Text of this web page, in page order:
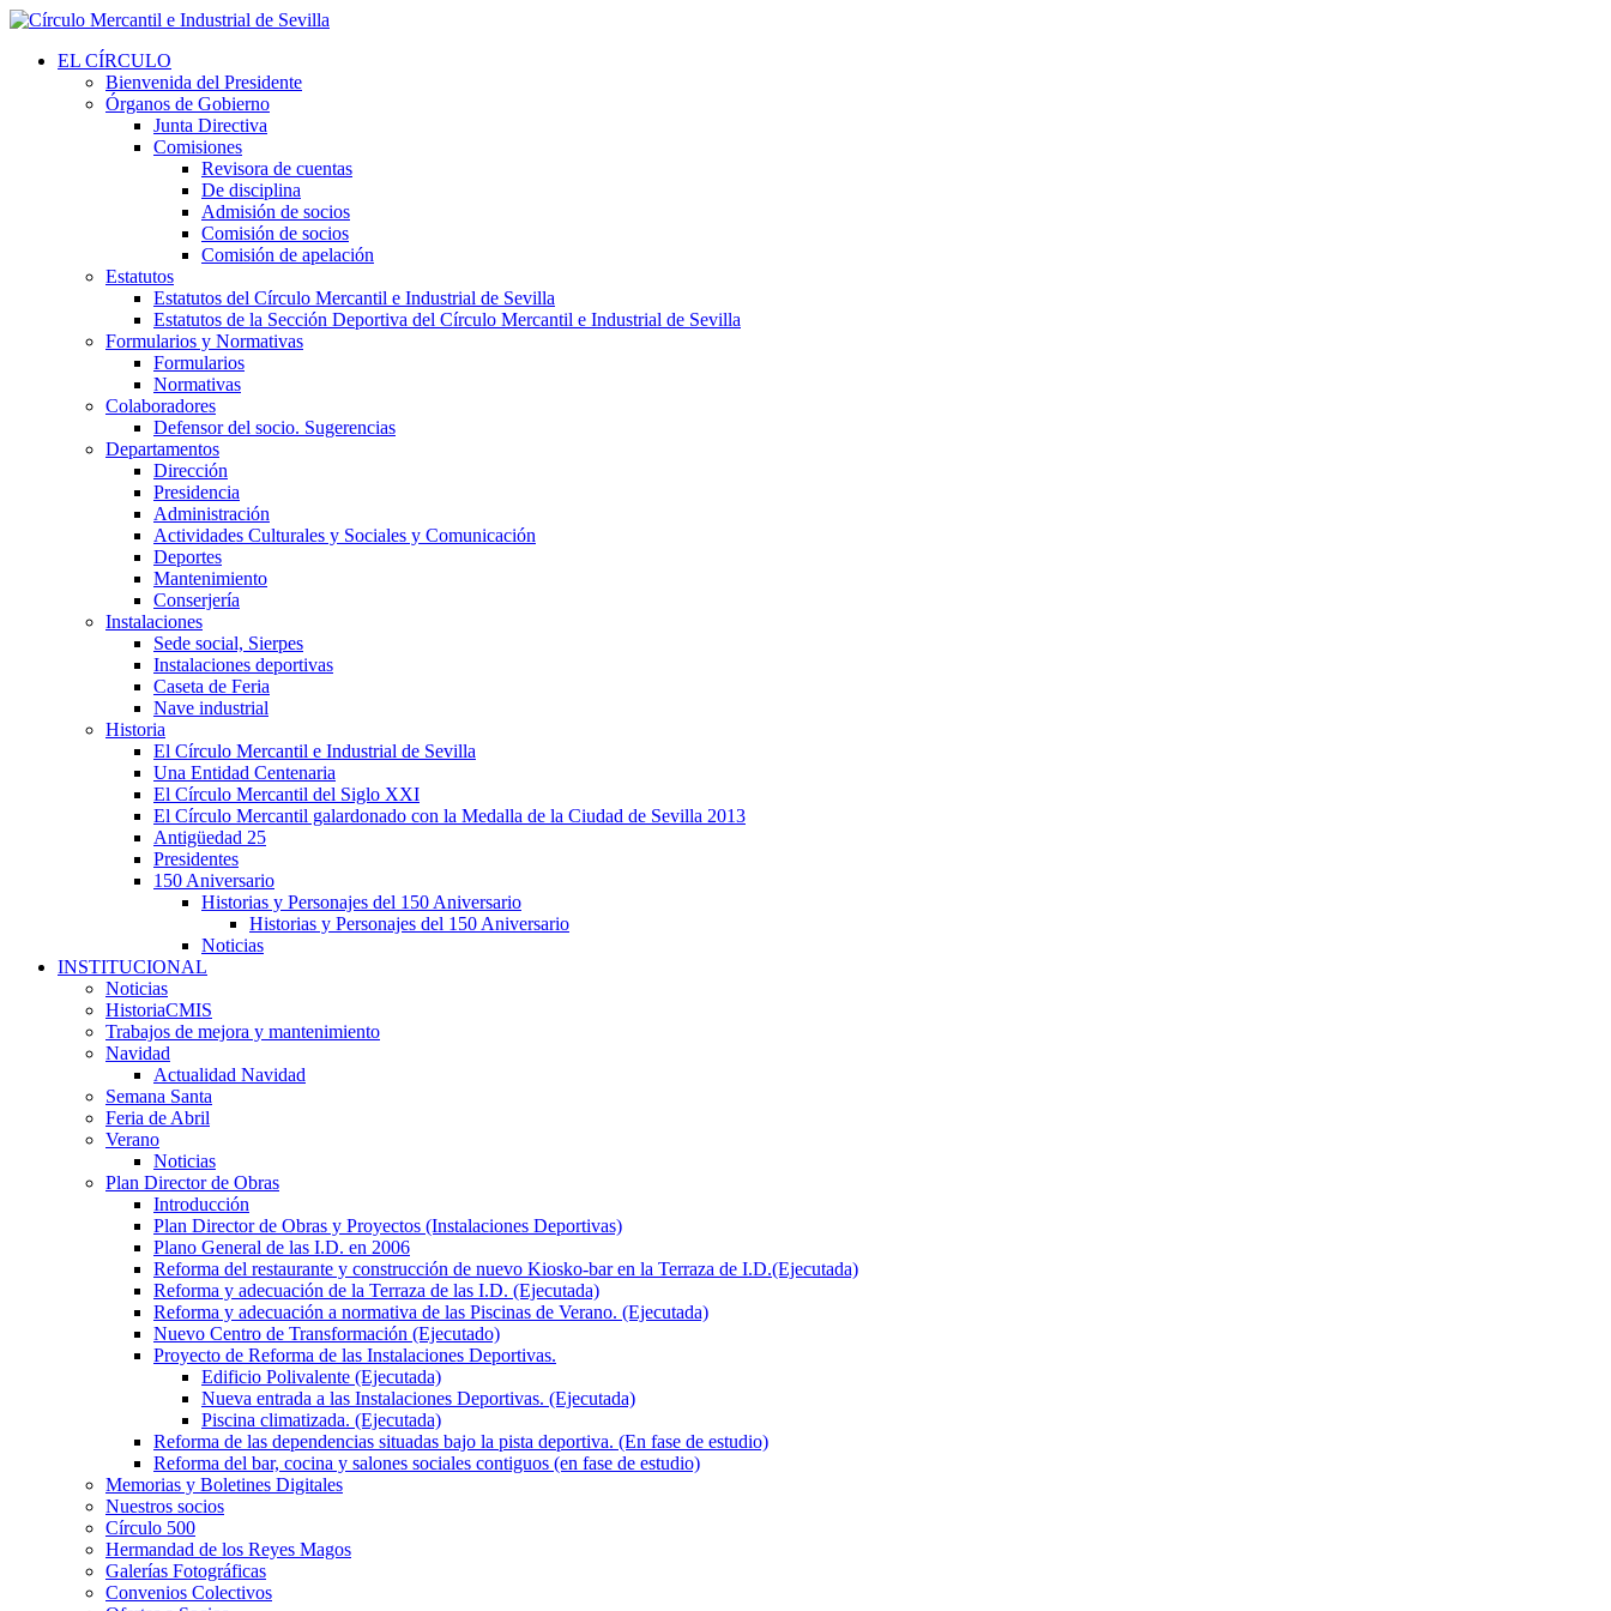
EL CÍRCULO
Bienvenida del Presidente
Órganos de Gobierno
Junta Directiva
Comisiones
Revisora de cuentas
De disciplina
Admisión de socios
Comisión de socios
Comisión de apelación
Estatutos
Estatutos del Círculo Mercantil e Industrial de Sevilla
Estatutos de la Sección Deportiva del Círculo Mercantil e Industrial de Sevilla
Formularios y Normativas
Formularios
Normativas
Colaboradores
Defensor del socio. Sugerencias
Departamentos
Dirección
Presidencia
Administración
Actividades Culturales y Sociales y Comunicación
Deportes
Mantenimiento
Conserjería
Instalaciones
Sede social, Sierpes
Instalaciones deportivas
Caseta de Feria
Nave industrial
Historia
El Círculo Mercantil e Industrial de Sevilla
Una Entidad Centenaria
El Círculo Mercantil del Siglo XXI
El Círculo Mercantil galardonado con la Medalla de la Ciudad de Sevilla 2013
Antigüedad 25
Presidentes
150 Aniversario
Historias y Personajes del 150 Aniversario
Historias y Personajes del 150 Aniversario
Noticias
INSTITUCIONAL
Noticias
HistoriaCMIS
Trabajos de mejora y mantenimiento
Navidad
Actualidad Navidad
Semana Santa
Feria de Abril
Verano
Noticias
Plan Director de Obras
Introducción
Plan Director de Obras y Proyectos (Instalaciones Deportivas)
Plano General de las I.D. en 2006
Reforma del restaurante y construcción de nuevo Kiosko-bar en la Terraza de I.D.(Ejecutada)
Reforma y adecuación de la Terraza de las I.D. (Ejecutada)
Reforma y adecuación a normativa de las Piscinas de Verano. (Ejecutada)
Nuevo Centro de Transformación (Ejecutado)
Proyecto de Reforma de las Instalaciones Deportivas.
Edificio Polivalente (Ejecutada)
Nueva entrada a las Instalaciones Deportivas. (Ejecutada)
Piscina climatizada. (Ejecutada)
Reforma de las dependencias situadas bajo la pista deportiva. (En fase de estudio)
Reforma del bar, cocina y salones sociales contiguos (en fase de estudio)
Memorias y Boletines Digitales
Nuestros socios
Círculo 500
Hermandad de los Reyes Magos
Galerías Fotográficas
Convenios Colectivos